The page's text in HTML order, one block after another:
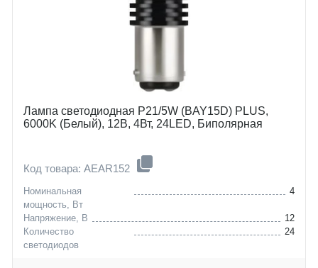
Лампа светодиодная P21/5W (BAY15D) PLUS,
6000K (Белый), 12В, 4Вт, 24LED, Биполярная
Код товара: AEAR152
Номинальная
мощность, Вт
4
Напряжение, В
12
Количество
светодиодов
24